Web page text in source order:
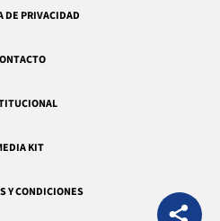
DE PRIVACIDAD
KIT
Y CONDICIONES